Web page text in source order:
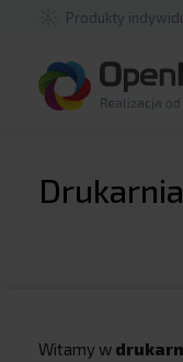
Produkty
Witamy w